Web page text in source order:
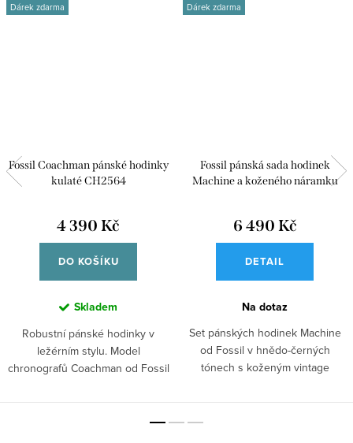
Dárek zdarma
Fossil Coachman pánské hodinky
kulaté CH2564
4 390 Kč
DO KOŠÍKU
Skladem
Robustní pánské hodinky v
ležérním stylu. Model
chronografů Coachman od Fossil
Dárek zdarma
Fossil pánská sada hodinek
Machine a koženého náramku
6 490 Kč
DETAIL
Na dotaz
Set pánských hodinek Machine
od Fossil v hnědo-černých
tónech s koženým vintage